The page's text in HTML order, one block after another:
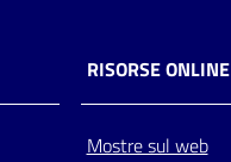
RISORSE ONLINE
Mostre sul web